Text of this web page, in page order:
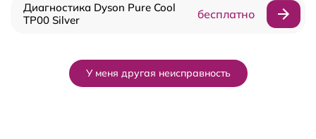
Диагностика Dyson Pure Cool
TP00 Silver
бесплатно
У меня другая неисправность